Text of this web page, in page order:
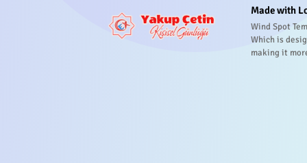
Made with
Wind Spot
Which is
making it